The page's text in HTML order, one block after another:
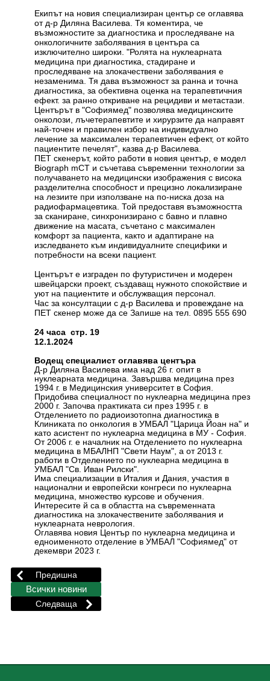
Екипът на новия специализиран център се оглавява
от д-р Диляна Василева. Тя коментира, че
възможностите за диагностика и проследяване на
онкологичните заболявания в центъра са
изключително широки. "Ролята на нуклеарната
медицина при диагностика, стадиране и
проследяване на злокачествени заболявания е
незаменима. Тя дава възможност за ранна и точна
диагностика, за обективна оценка на терапевтичния
ефект. за ранно откриване на рецидиви и метастази.
Центърът в "Софиямед" позволява медицинските
онколози, лъчетерапевтите и хирурзите да направят
най-точен и правилен избор на индивидуално
лечение за максимален терапевтичен ефект, от който
пациентите печелят", казва д-р Василева.
ПЕТ скенерът, който работи в новия център, е модел
Biograph mCT и съчетава съвременни технологии за
получаването на медицински изображения с висока
разделителна способност и прецизно локализиране
на лезиите при използване на по-ниска доза на
радиофармацевтика. Той предоставя възможността
за сканиране, синхронизирано с бавно и плавно
движение на масата, съчетано с максимален
комфорт за пациента, както и адаптиране на
изследването към индивидуалните специфики и
потребности на всеки пациент.
Центърът е изграден по футуристичен и модерен
швейцарски проект, създаващ нужното спокойствие и
уют на пациентите и обслужващия персонал.
Час за консултации с д-р Василева и провеждане на
ПЕТ скенер може да се Запише на тел. 0895 555 690
24 часа стр. 19
12.1.2024
Водещ специалист оглавява центъра
Д-р Диляна Василева има над 26 г. опит в
нуклеарната медицина. Завършва медицина през
1994 г. в Медицинския университет в София.
Придобива специалност по нуклеарна медицина през
2000 г. Започва практиката си през 1995 г. в
Отделението по радиоизотопна диагностика в
Клиниката по онкология в УМБАЛ "Царица Йоан на" и
като асистент по нуклеарна медицина в МУ - София.
От 2006 г. е началник на Отделението по нуклеарна
медицина в МБАЛНП "Свети Наум", а от 2013 г.
работи в Отделението по нуклеарна медицина в
УМБАЛ "Св. Иван Рилски".
Има специализации в Италия и Дания, участия в
национални и европейски конгреси по нуклеарна
медицина, множество курсове и обучения.
Интересите й са в областта на съвременната
диагностика на злокачествените заболявания и
нуклеарната неврология.
Оглавява новия Център по нуклеарна медицина и
едноименното отделение в УМБАЛ "Софиямед" от
декември 2023 г.